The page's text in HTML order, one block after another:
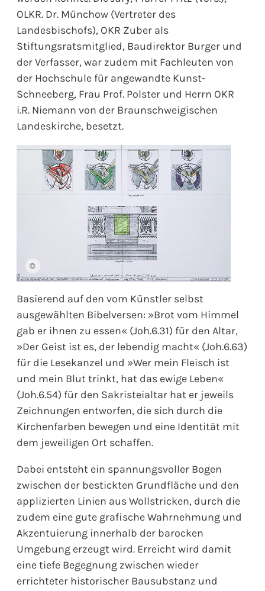
OLKR. Dr. Münchow (Vertreter des
Landesbischofs), OKR Zuber als
Stiftungsratsmitglied, Baudirektor Burger und
der Verfasser, war zudem mit Fachleuten von
der Hochschule für angewandte Kunst-
Schneeberg, Frau Prof. Polster und Herrn OKR
i.R. Niemann von der Braunschweigischen
Landeskirche, besetzt.
©
Basierend auf den vom Künstler selbst
ausgewählten Bibelversen: »Brot vom Himmel
gab er ihnen zu essen« (Joh.6.31) für den Altar,
»Der Geist ist es, der lebendig macht« (Joh.6.63)
für die Lesekanzel und »Wer mein Fleisch ist
und mein Blut trinkt, hat das ewige Leben«
(Joh.6.54) für den Sakristeialtar hat er jeweils
Zeichnungen entworfen, die sich durch die
Kirchenfarben bewegen und eine Identität mit
dem jeweiligen Ort schaffen.
Dabei entsteht ein spannungsvoller Bogen
zwischen der bestickten Grundfläche und den
applizierten Linien aus Wollstricken, durch die
zudem eine gute grafische Wahrnehmung und
Akzentuierung innerhalb der barocken
Umgebung erzeugt wird. Erreicht wird damit
eine tiefe Begegnung zwischen wieder
errichteter historischer Bausubstanz und